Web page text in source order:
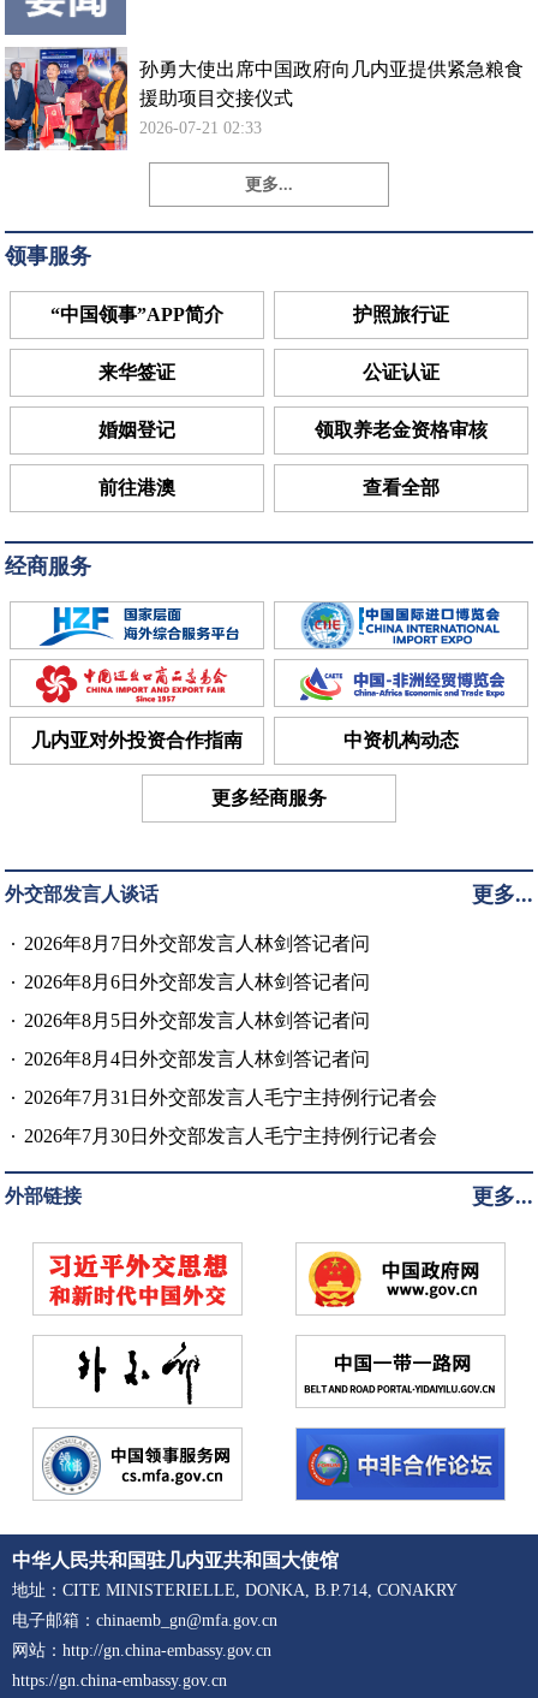
孙勇大使出席中国政府向几内亚提供紧急粮食
援助项目交接仪式
2026-07-21 02:33
更多...
领事服务
“中国领事”APP简介 护照旅行证
来华签证 公证认证
婚姻登记 领取养老金资格审核
前往港澳 查看全部
经商服务
几内亚对外投资合作指南 中资机构动态
更多经商服务
外交部发言人谈话 更多...
2026年8月7日外交部发言人林剑答记者问
2026年8月6日外交部发言人林剑答记者问
2026年8月5日外交部发言人林剑答记者问
2026年8月4日外交部发言人林剑答记者问
2026年7月31日外交部发言人毛宁主持例行记者会
2026年7月30日外交部发言人毛宁主持例行记者会
外部链接 更多...
中华人民共和国驻几内亚共和国大使馆
地址：CITE MINISTERIELLE, DONKA, B.P.714, CONAKRY
电子邮箱：chinaemb_gn@mfa.gov.cn
网站：http://gn.china-embassy.gov.cn
https://gn.china-embassy.gov.cn